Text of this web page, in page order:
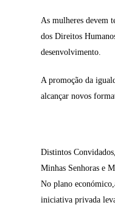
As mulheres devem
dos Direitos
desenvolvimento.
A promoção da
alcançar novos
Distintos Convidados,
Minhas Senhoras e
No plano
iniciativa privada